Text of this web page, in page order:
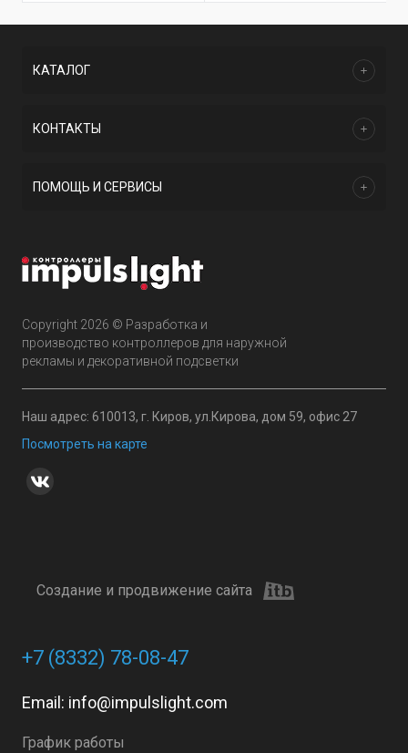
Copyright 2026 © Разработка и
производство контроллеров для наружной
рекламы и декоративной подсветки
Наш адрес: 610013, г. Киров, ул.Кирова, дом 59, офис 27
Посмотреть на карте
Создание и продвижение сайта
КАТАЛОГ
КОНТАКТЫ
ПОМОЩЬ И СЕРВИСЫ
+7 (8332) 78-08-47
Email: info@impulslight.com
График работы